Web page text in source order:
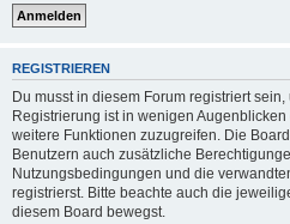
REGISTRIEREN
Du musst in diesem Forum registriert
Registrierung ist in wenigen
weitere Funktionen zuzugreifen. Die
Benutzern auch zusätzliche
Nutzungsbedingungen und die
registrierst. Bitte beachte auch die
diesem Board bewegst.